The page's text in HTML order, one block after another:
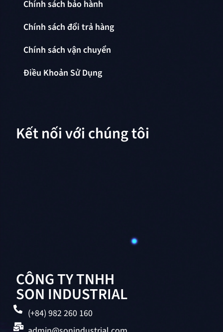
CÔNG TY TNHH
SON INDUSTRIAL
(+84) 982 260 160
Chính sách bảo hành
Chính sách đổi trả hàng
Chính sách vận chuyển
Điều Khoản Sử Dụng
Kết nối với chúng tôi